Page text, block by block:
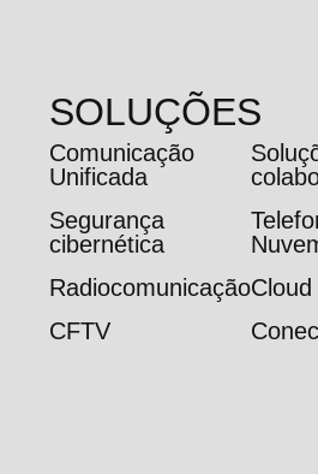
SOLUÇÕES
Comunicação
Unificada
Segurança
cibernética
RadiocomunicaçãoCloud
CFTV